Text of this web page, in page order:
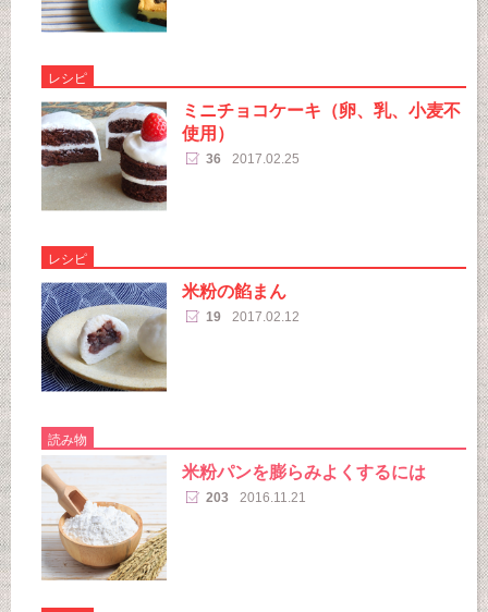
レシピ
ミニチョコケーキ（卵、乳、小麦不
使用）
36 2017.02.25
レシピ
米粉の餡まん
19 2017.02.12
読み物
米粉パンを膨らみよくするには
203 2016.11.21